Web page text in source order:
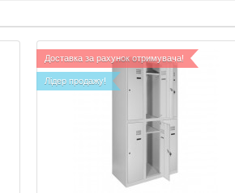
Доставка за рахунок отримувача!
Лідер продажу!